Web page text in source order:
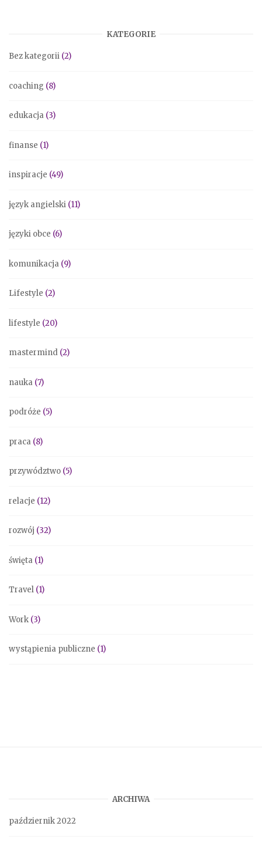
KATEGORIE
Bez kategorii (2)
coaching (8)
edukacja (3)
finanse (1)
inspiracje (49)
język angielski (11)
języki obce (6)
komunikacja (9)
Lifestyle (2)
lifestyle (20)
mastermind (2)
nauka (7)
podróże (5)
praca (8)
przywództwo (5)
relacje (12)
rozwój (32)
święta (1)
Travel (1)
Work (3)
wystąpienia publiczne (1)
ARCHIWA
październik 2022